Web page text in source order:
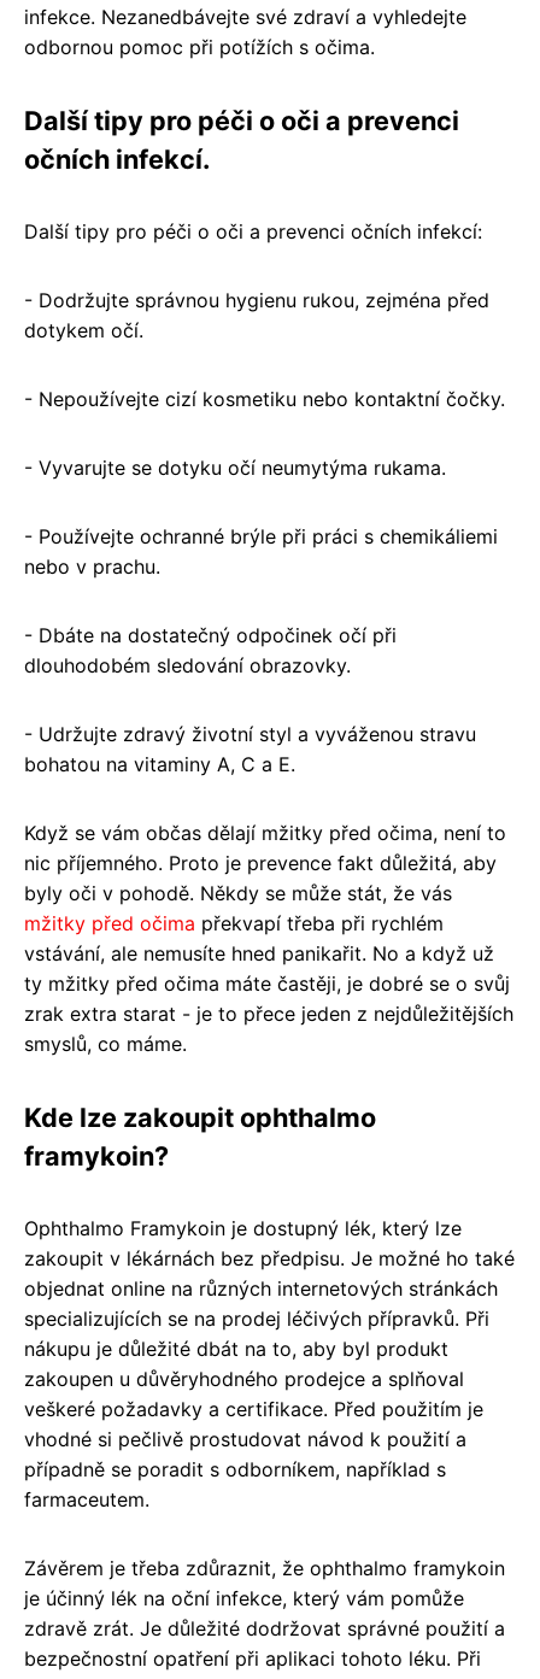
infekce. Nezanedbávejte své zdraví a vyhledejte
odbornou pomoc při potížích s očima.
Další tipy pro péči o oči a prevenci
očních infekcí.
Další tipy pro péči o oči a prevenci očních infekcí:
- Dodržujte správnou hygienu rukou, zejména před
dotykem očí.
- Nepoužívejte cizí kosmetiku nebo kontaktní čočky.
- Vyvarujte se dotyku očí neumytýma rukama.
- Používejte ochranné brýle při práci s chemikáliemi
nebo v prachu.
- Dbáte na dostatečný odpočinek očí při
dlouhodobém sledování obrazovky.
- Udržujte zdravý životní styl a vyváženou stravu
bohatou na vitaminy A, C a E.
Když se vám občas dělají mžitky před očima, není to
nic příjemného. Proto je prevence fakt důležitá, aby
byly oči v pohodě. Někdy se může stát, že vás
mžitky před očima překvapí třeba při rychlém
vstávání, ale nemusíte hned panikařit. No a když už
ty mžitky před očima máte častěji, je dobré se o svůj
zrak extra starat - je to přece jeden z nejdůležitějších
smyslů, co máme.
Kde lze zakoupit ophthalmo
framykoin?
Ophthalmo Framykoin je dostupný lék, který lze
zakoupit v lékárnách bez předpisu. Je možné ho také
objednat online na různých internetových stránkách
specializujících se na prodej léčivých přípravků. Při
nákupu je důležité dbát na to, aby byl produkt
zakoupen u důvěryhodného prodejce a splňoval
veškeré požadavky a certifikace. Před použitím je
vhodné si pečlivě prostudovat návod k použití a
případně se poradit s odborníkem, například s
farmaceutem.
Závěrem je třeba zdůraznit, že ophthalmo framykoin
je účinný lék na oční infekce, který vám pomůže
zdravě zrát. Je důležité dodržovat správné použití a
bezpečnostní opatření při aplikaci tohoto léku. Při